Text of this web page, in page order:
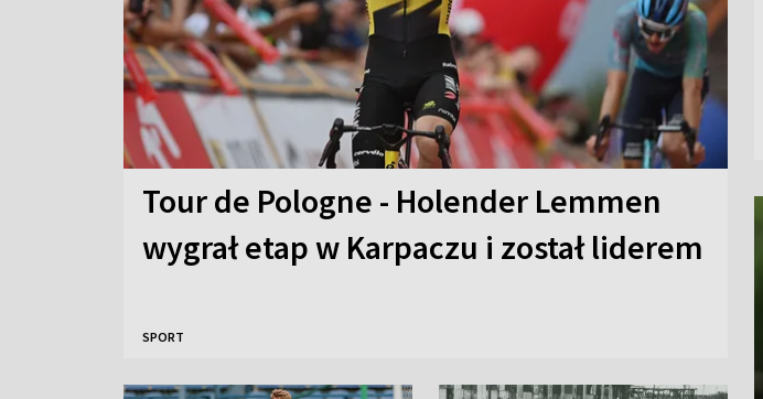
Tour de Pologne - Holender Lemmen
wygrał etap w Karpaczu i został liderem
SPORT